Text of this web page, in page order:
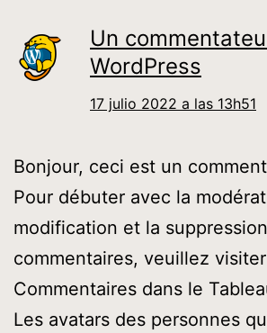
Un
WordPress
17 julio 2022 a las 13h51
Bonjour, ceci est un
Pour débuter avec la
modification et la
commentaires, veuillez visiter
Commentaires dans le
Les avatars des personnes